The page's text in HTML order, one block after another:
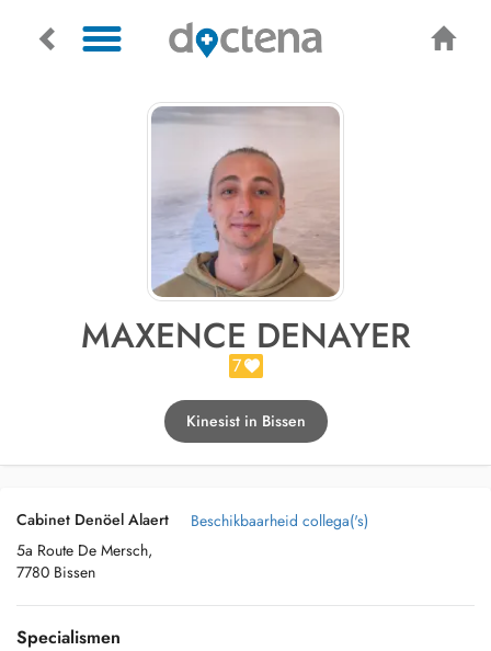
MAXENCE DENAYER
7
Kinesist in Bissen
Cabinet Denöel Alaert
5a Route De Mersch,
7780 Bissen
Beschikbaarheid collega('s)
Specialismen